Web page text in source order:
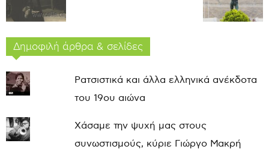
Δημοφιλή άρθρα & σελίδες
Ρατσιστικά και άλλα ελληνικά ανέκδοτα
του 19ου αιώνα
Χάσαμε την ψυχή μας στους
συνωστισμούς, κύριε Γιώργο Μακρή